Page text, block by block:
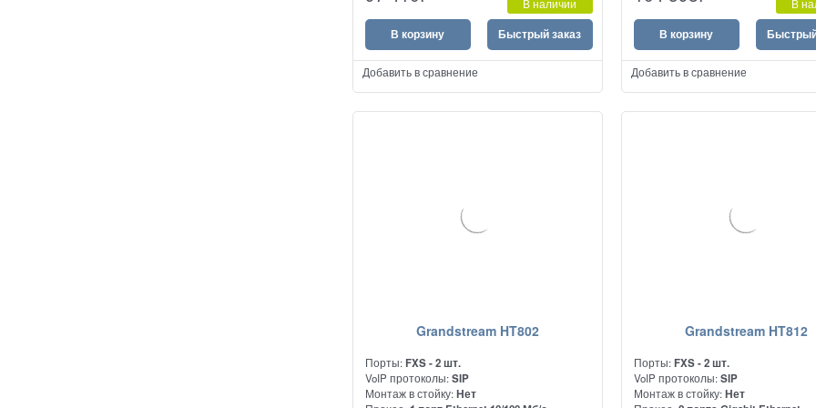
В корзину Быстрый заказ
Добавить в сравнение
60 голосовых вызовов в двух
В корзину
Добавить в сравнение
Grandstream HT802
Порты:FXS - 2 шт.
VoIP протоколы:SIP
Монтаж в стойку:Нет
Grandstream HT812
Порты:FXS - 2 шт.
VoIP протоколы:SIP
Монтаж в стойку:Нет